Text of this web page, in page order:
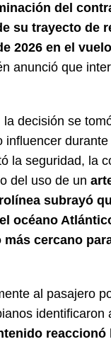
del
su trayecto de
2026 en el
anunció que
decisión se
influencer
la seguridad, la
del uso de un
subrayó
océano
cercano
al pasajero
identificaron